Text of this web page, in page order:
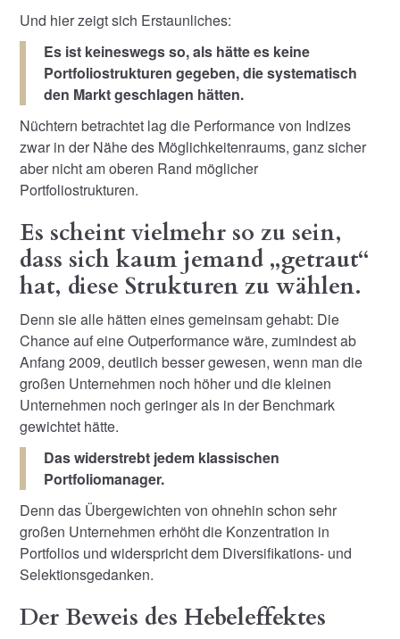
Und hier zeigt sich Erstaunliches:
Es ist keineswegs so, als hätte es keine
Portfoliostrukturen gegeben, die systematisch
den Markt geschlagen hätten.
Nüchtern betrachtet lag die Performance von Indizes
zwar in der Nähe des Möglichkeitenraums, ganz sicher
aber nicht am oberen Rand möglicher
Portfoliostrukturen.
Es scheint vielmehr so zu sein,
dass sich kaum jemand „getraut“
hat, diese Strukturen zu wählen.
Denn sie alle hätten eines gemeinsam gehabt: Die
Chance auf eine Outperformance wäre, zumindest ab
Anfang 2009, deutlich besser gewesen, wenn man die
großen Unternehmen noch höher und die kleinen
Unternehmen noch geringer als in der Benchmark
gewichtet hätte.
Das widerstrebt jedem klassischen
Portfoliomanager.
Denn das Übergewichten von ohnehin schon sehr
großen Unternehmen erhöht die Konzentration in
Portfolios und widerspricht dem Diversifikations- und
Selektionsgedanken.
Der Beweis des Hebeleffektes